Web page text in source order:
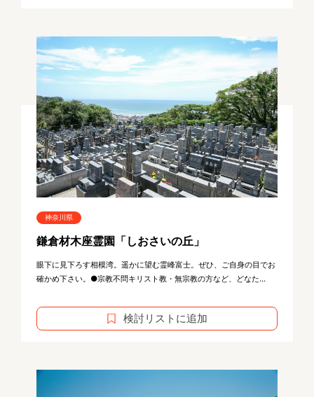
神奈川県
鎌倉材木座霊園「しおさいの丘」
眼下に見下ろす相模湾。遥かに望む霊峰富士。ぜひ、ご自身の目でお
確かめ下さい。●宗教不問キリスト教・無宗教の方など、どなた...
検討リストに追加